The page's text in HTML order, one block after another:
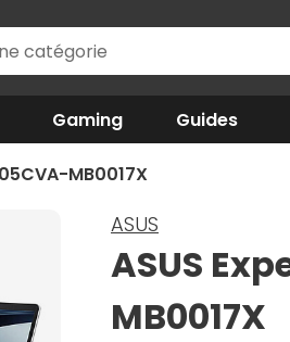
Gaming Guides
MB0017X
ASUS
ASUS
MB0017X